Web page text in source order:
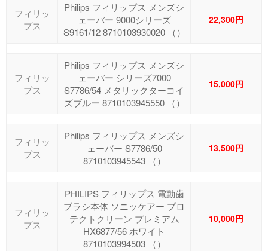
フィリッ
プス
Philips フィリップス メンズシ
ェーバー 9000シリーズ
S9161/12 8710103930020 （）
22,300円
フィリッ
プス
Philips フィリップス メンズシ
ェーバー シリーズ7000
S7786/54 メタリックターコイ
ズブルー 8710103945550 （）
15,000円
フィリッ
プス
Philips フィリップス メンズシ
ェーバー S7786/50
8710103945543 （）
13,500円
フィリッ
プス
PHILIPS フィリップス 電動歯
ブラシ本体 ソニッケアー プロ
テクトクリーン プレミアム
HX6877/56 ホワイト
8710103994503 （）
10,000円